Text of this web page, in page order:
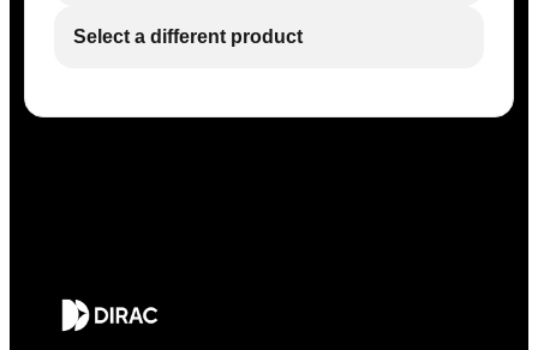
Select a different product